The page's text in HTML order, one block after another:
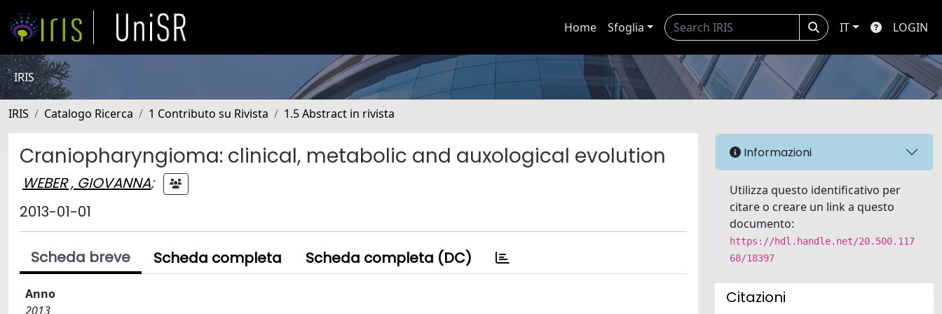
Home Sfoglia IT LOGIN
IRIS
IRIS Catalogo Ricerca 1 Contributo su Rivista 1.5 Abstract in rivista
Craniopharyngioma: clinical, metabolic and auxological evolution
WEBER , GIOVANNA;
2013-01-01
Scheda breve Scheda completa Scheda completa (DC)
Anno
2013
Informazioni
Utilizza questo identificativo per
citare o creare un link a questo
documento:
https://hdl.handle.net/20.500.117
68/18397
Citazioni